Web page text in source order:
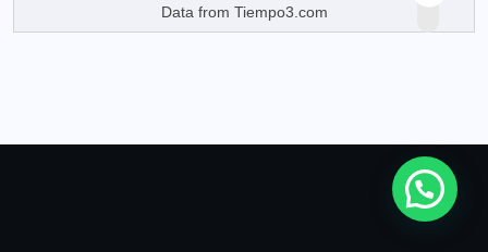
Data from Tiempo3.com